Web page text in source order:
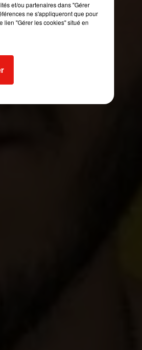
et/ou partenaires dans "Gérer
ne s'appliqueront que pour
lien "Gérer les cookies" situé en